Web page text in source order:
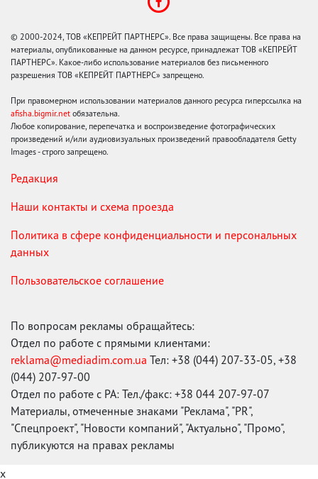
© 2000-2024, ТОВ «КЕПРЕЙТ ПАРТНЕРС». Все права защищены. Все права на
материалы, опубликованные на данном ресурсе, принадлежат ТОВ «КЕПРЕЙТ
ПАРТНЕРС». Какое-либо использование материалов без письменного
разрешения ТОВ «КЕПРЕЙТ ПАРТНЕРС» запрещено.
При правомерном использовании материалов данного ресурса гиперссылка на
afisha.bigmir.net обязательна.
Любое копирование, перепечатка и воспроизведение фотографических
произведений и/или аудиовизуальных произведений правообладателя Getty
Images - строго запрещено.
Редакция
Наши контакты и схема проезда
Политика в сфере конфиденциальности и персональных
данных
Пользовательское соглашение
По вопросам рекламы обращайтесь:
Отдел по работе с прямыми клиентами:
reklama@mediadim.com.ua Тел: +38 (044) 207-33-05, +38
(044) 207-97-00
Отдел по работе с РА: Тел./факс: +38 044 207-97-07
Материалы, отмеченные знаками "Реклама", "PR",
"Спецпроект", "Новости компаний", "Актуально", "Промо",
публикуются на правах рекламы
x